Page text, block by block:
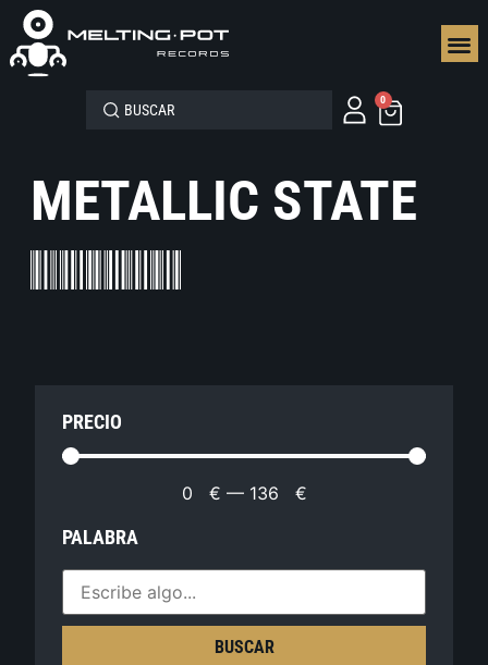
0
METALLIC STATE
PRECIO
0 € — 136 €
PALABRA
BUSCAR